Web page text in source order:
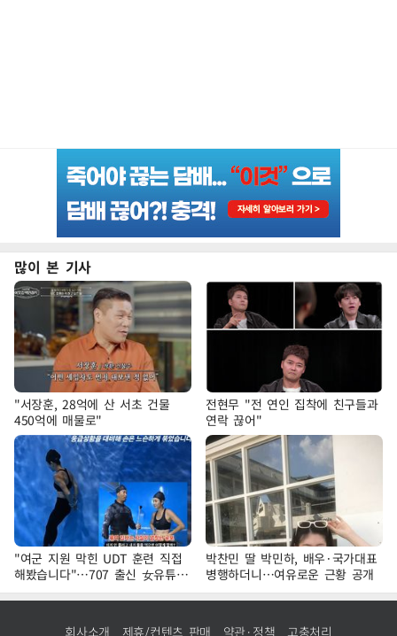
많이 본 기사
"서장훈, 28억에 산 서초 건물
450억에 매물로"
전현무 "전 연인 집착에 친구들과
연락 끊어"
"여군 지원 막힌 UDT 훈련 직접
해봤습니다"…707 출신 女유튜버
'완벽 소화'
박찬민 딸 박민하, 배우·국가대표
병행하더니…여유로운 근황 공개
회사소개 제휴/컨텐츠 판매 약관·정책 고충처리